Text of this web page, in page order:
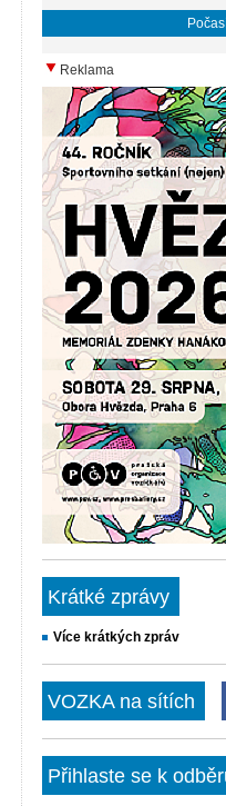
Reklama
Krátké zprávy
Více krátkých zpráv
VOZKA na sítích
Přihlaste se k